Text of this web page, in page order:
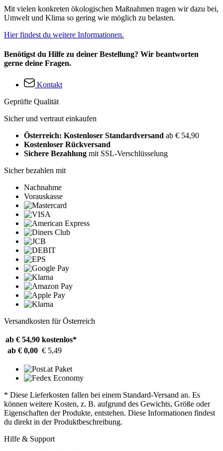
Mit vielen konkreten ökologischen Maßnahmen tragen wir dazu bei,
Umwelt und Klima so gering wie möglich zu belasten.
Hier findest du weitere Informationen.
Benötigst du Hilfe zu deiner Bestellung? Wir beantworten
gerne deine Fragen.
Kontakt
Geprüfte Qualität
Sicher und vertraut einkaufen
Österreich: Kostenloser Standardversand ab € 54,90
Kostenloser Rückversand
Sichere Bezahlung mit SSL-Verschlüsselung
Sicher bezahlen mit
Nachnahme
Vorauskasse
Versandkosten für Österreich
ab € 54,90 kostenlos*
ab € 0,00 € 5,49
* Diese Lieferkosten fallen bei einem Standard-Versand an. Es
können weitere Kosten, z. B. aufgrund des Gewichts, Größe oder
Eigenschaften der Produkte, entstehen. Diese Informationen findest
du direkt in der Produktbeschreibung.
Hilfe & Support